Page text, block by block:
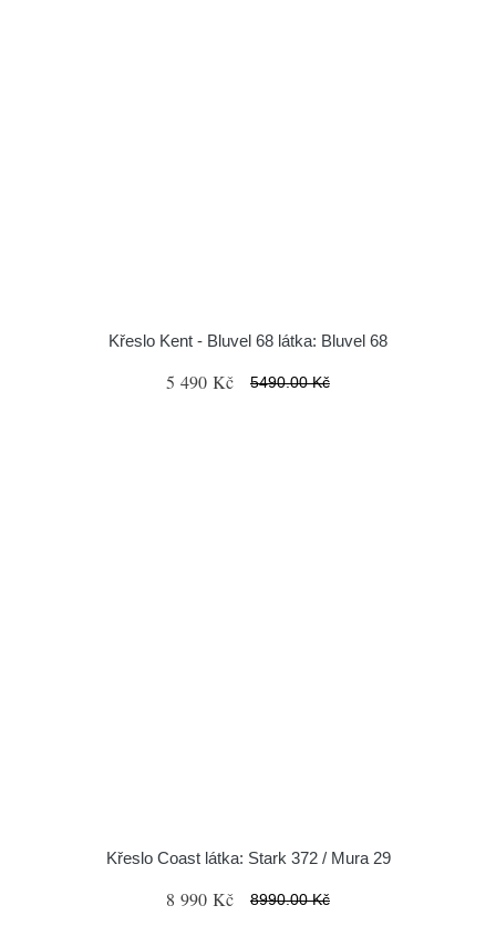
Křeslo Kent - Bluvel 68 látka: Bluvel 68
5 490 Kč 5490.00 Kč
Křeslo Coast látka: Stark 372 / Mura 29
8 990 Kč 8990.00 Kč